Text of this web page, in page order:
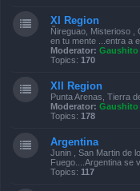
XI Region
Ñireguao, Misterioso ,
en tu mente ...entra a
Moderator: Gaushito
Topics: 170
XII Region
Punta Arenas, Tierra
Moderator: Gaushito
Topics: 178
Argentina
Junin , San Martin de
Fuego....Argentina se
Topics: 117